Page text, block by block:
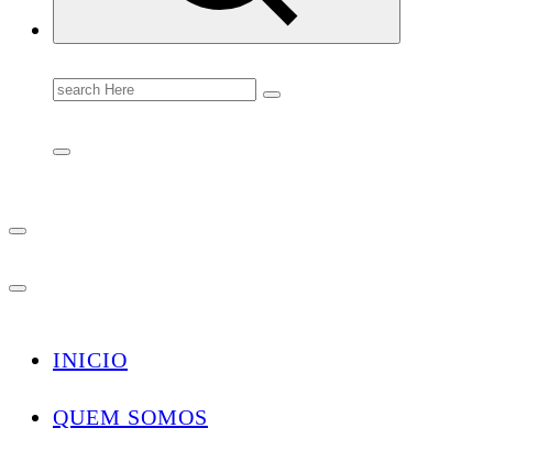
Search
for:
INICIO
QUEM SOMOS